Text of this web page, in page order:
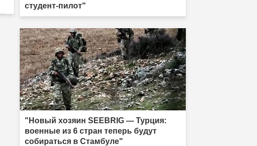
студент-пилот"
"Новый хозяин SEEBRIG — Турция:
военные из 6 стран теперь будут
собираться в Стамбуле"